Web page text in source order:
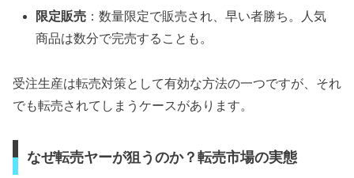
限定販売 ：数量限定で販売され、早い者勝ち。人気
商品は数分で完売することも。
受注生産は転売対策として有効な方法の一つですが、それ
でも転売されてしまうケースがあります。
なぜ転売ヤーが狙うのか？転売市場の実態